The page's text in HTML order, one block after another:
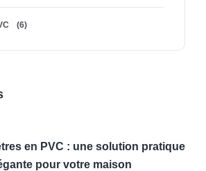
(6)
en PVC : une solution pratique
pour votre maison